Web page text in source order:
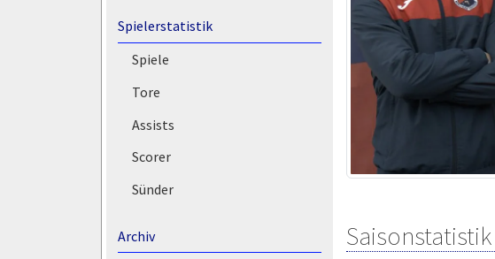
Spielerstatistik
Spiele
Tore
Assists
Scorer
Sünder
Archiv
Saisonstatistik